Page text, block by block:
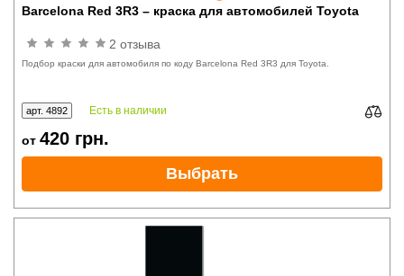
Barcelona Red 3R3 – краска для автомобилей Toyota
2 отзыва
Подбор краски для автомобиля по коду Barcelona Red 3R3 для Toyota.
арт. 4892 Есть в наличии
от 420 грн.
Выбрать